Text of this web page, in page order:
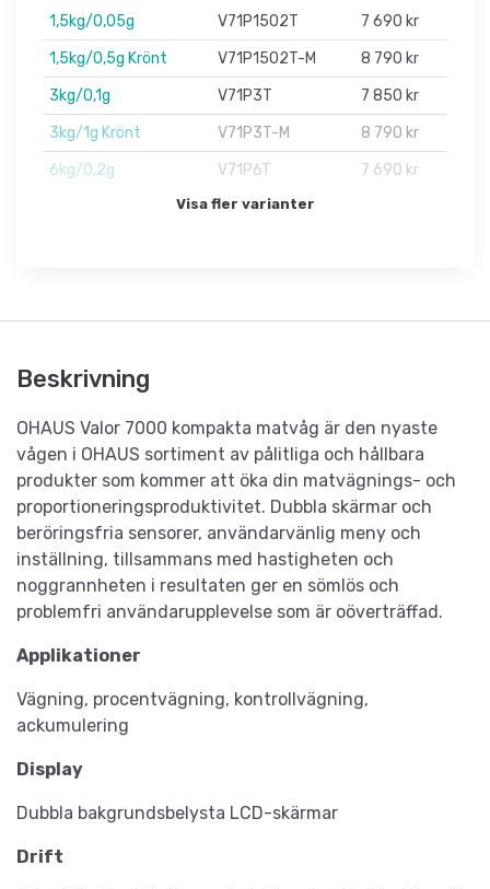
1,5kg/0,05g V71P1502T
7 690 kr
1,5kg/0,5g Krönt
V71P1502T-M
8 790 kr
3kg/0,1g
V71P3T
7 850 kr
3kg/1g Krönt
V71P3T-M
8 790 kr
6kg/0,2g
V71P6T 7 690 kr
Visa fler varianter
Beskrivning
OHAUS Valor 7000 kompakta matvåg är den nyaste
vågen i OHAUS sortiment av pålitliga och hållbara
produkter som kommer att öka din matvägnings- och
proportioneringsproduktivitet. Dubbla skärmar och
beröringsfria sensorer, användarvänlig meny och
inställning, tillsammans med hastigheten och
noggrannheten i resultaten ger en sömlös och
problemfri användarupplevelse som är oöverträffad.
Applikationer
Vägning, procentvägning, kontrollvägning,
ackumulering
Display
Dubbla bakgrundsbelysta LCD-skärmar
Drift